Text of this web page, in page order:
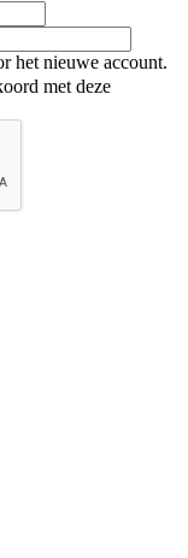
het nieuwe account.
met deze